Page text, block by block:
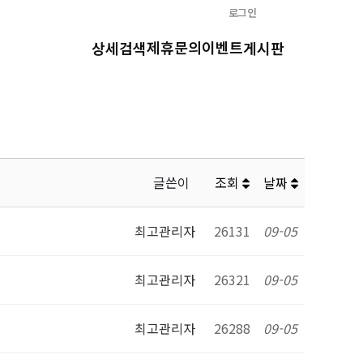
로그인
상세검색제휴문의이벤트게시판
글쓴이 조회 날짜
최고관리자 26131 09-05
최고관리자 26321 09-05
최고관리자 26288 09-05